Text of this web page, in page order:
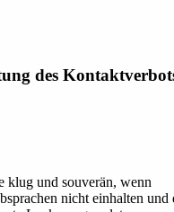
des
klug und souverän, wenn
nicht einhalten und